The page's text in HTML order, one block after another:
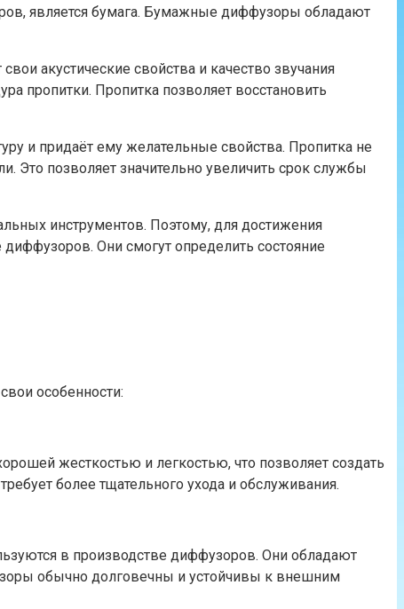
является бумага. Бумажные диффузоры обладают
акустические свойства и качество звучания
пропитки. Пропитка позволяет восстановить
и придаёт ему желательные свойства. Пропитка не
Это позволяет значительно увеличить срок службы
инструментов. Поэтому, для достижения
Они смогут определить состояние
особенности:
жесткостью и легкостью, что позволяет создать
более тщательного ухода и обслуживания.
в производстве диффузоров. Они обладают
обычно долговечны и устойчивы к внешним